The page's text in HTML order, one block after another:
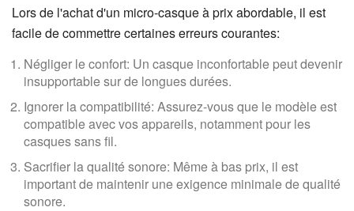
Lors de l'achat d'un micro-casque à prix abordable, il est
facile de commettre certaines erreurs courantes:
Négliger le confort: Un casque inconfortable peut devenir
insupportable sur de longues durées.
Ignorer la compatibilité: Assurez-vous que le modèle est
compatible avec vos appareils, notamment pour les
casques sans fil.
Sacrifier la qualité sonore: Même à bas prix, il est
important de maintenir une exigence minimale de qualité
sonore.